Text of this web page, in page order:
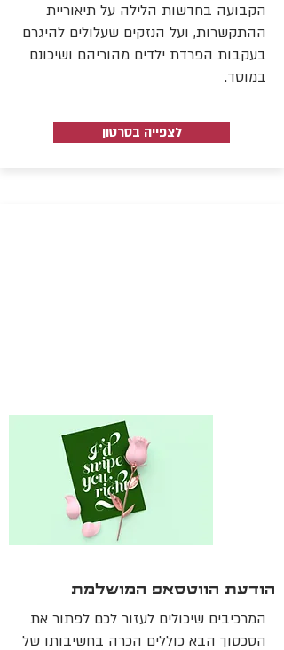
הקבועה בחדשות הלילה על תיאוריית
ההתקשרות, ועל הנזקים שעלולים להיגרם
בעקבות הפרדת ילדים מהוריהם ושיכונם
במוסד.
לצפייה בסרטון
הודעת הווטסאפ המושלמת
המרכיבים שיכולים לעזור לכם לפתור את
הסכסוך הבא כוללים הכרה בחשיבותו של